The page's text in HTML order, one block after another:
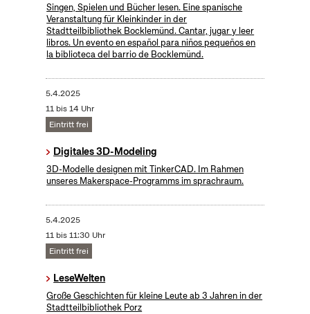
Singen, Spielen und Bücher lesen. Eine spanische
Veranstaltung für Kleinkinder in der
Stadtteilbibliothek Bocklemünd. Cantar, jugar y leer
libros. Un evento en español para niños pequeños en
la biblioteca del barrio de Bocklemünd.
5.4.2025
11 bis 14 Uhr
Eintritt frei
Digitales 3D-Modeling
3D-Modelle designen mit TinkerCAD. Im Rahmen
unseres Makerspace-Programms im sprachraum.
5.4.2025
11 bis 11:30 Uhr
Eintritt frei
LeseWelten
Große Geschichten für kleine Leute ab 3 Jahren in der
Stadtteilbibliothek Porz